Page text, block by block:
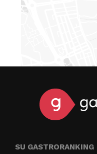
SU GASTRORANKING